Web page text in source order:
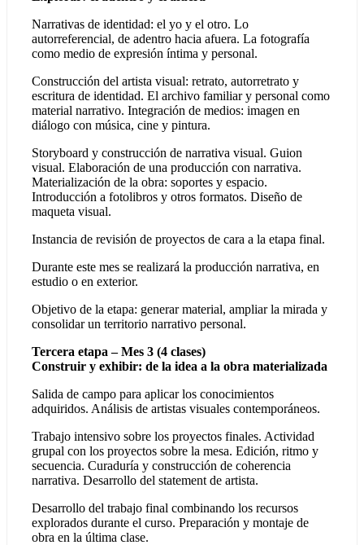
Narrativas de identidad: el yo y el otro. Lo
autorreferencial, de adentro hacia afuera. La fotografía
como medio de expresión íntima y personal.
Construcción del artista visual: retrato, autorretrato y
escritura de identidad. El archivo familiar y personal como
material narrativo. Integración de medios: imagen en
diálogo con música, cine y pintura.
Storyboard y construcción de narrativa visual. Guion
visual. Elaboración de una producción con narrativa.
Materialización de la obra: soportes y espacio.
Introducción a fotolibros y otros formatos. Diseño de
maqueta visual.
Instancia de revisión de proyectos de cara a la etapa final.
Durante este mes se realizará la producción narrativa, en
estudio o en exterior.
Objetivo de la etapa: generar material, ampliar la mirada y
consolidar un territorio narrativo personal.
Tercera etapa – Mes 3 (4 clases)
Construir y exhibir: de la idea a la obra materializada
Salida de campo para aplicar los conocimientos
adquiridos. Análisis de artistas visuales contemporáneos.
Trabajo intensivo sobre los proyectos finales. Actividad
grupal con los proyectos sobre la mesa. Edición, ritmo y
secuencia. Curaduría y construcción de coherencia
narrativa. Desarrollo del statement de artista.
Desarrollo del trabajo final combinando los recursos
explorados durante el curso. Preparación y montaje de
obra en la última clase.